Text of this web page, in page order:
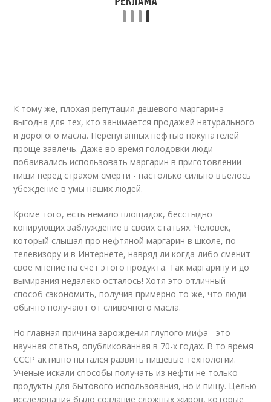
К тому же, плохая репутация дешевого маргарина
выгодна для тех, кто занимается продажей натурального
и дорогого масла. Перепуганных нефтью покупателей
проще завлечь. Даже во время голодовки люди
побаивались использовать маргарин в приготовлении
пищи перед страхом смерти - настолько сильно въелось
убеждение в умы наших людей.
Кроме того, есть немало площадок, бесстыдно
копирующих заблуждение в своих статьях. Человек,
который слышал про нефтяной маргарин в школе, по
телевизору и в Интернете, навряд ли когда-либо сменит
свое мнение на счет этого продукта. Так маргарину и до
вымирания недалеко осталось! Хотя это отличный
способ сэкономить, получив примерно то же, что люди
обычно получают от сливочного масла.
Но главная причина зарождения глупого мифа - это
научная статья, опубликованная в 70-х годах. В то время
СССР активно пытался развить пищевые технологии.
Ученые искали способы получать из нефти не только
продукты для бытового использования, но и пищу. Целью
исследования было создание сложных жиров, которые